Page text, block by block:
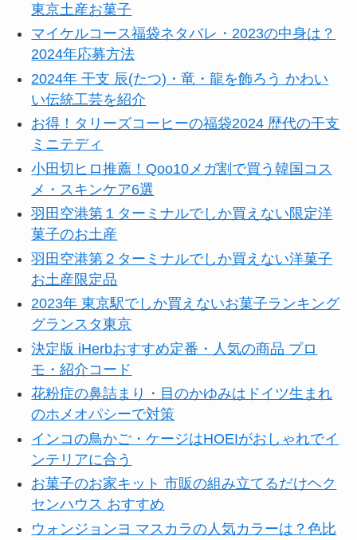
東京土産お菓子
マイケルコース福袋ネタバレ・2023の中身は？
2024年応募方法
2024年 干支 辰(たつ)・竜・龍を飾ろう かわい
い伝統工芸を紹介
お得！タリーズコーヒーの福袋2024 歴代の干支
ミニテディ
小田切ヒロ推薦！Qoo10メガ割で買う韓国コス
メ・スキンケア6選
羽田空港第１ターミナルでしか買えない限定洋
菓子のお土産
羽田空港第２ターミナルでしか買えない洋菓子
お土産限定品
2023年 東京駅でしか買えないお菓子ランキング
グランスタ東京
決定版 iHerbおすすめ定番・人気の商品 プロ
モ・紹介コード
花粉症の鼻詰まり・目のかゆみはドイツ生まれ
のホメオパシーで対策
インコの鳥かご・ケージはHOEIがおしゃれでイ
ンテリアに合う
お菓子のお家キット 市販の組み立てるだけヘク
センハウス おすすめ
ウォンジョンヨ マスカラの人気カラーは？色比